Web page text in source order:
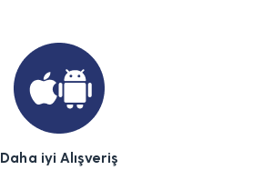
Daha iyi Alışveriş